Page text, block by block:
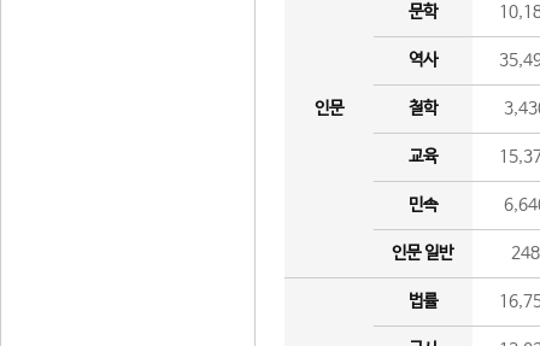
인문
문학
역사
철학
교육
민속
인문 일반 248
법률